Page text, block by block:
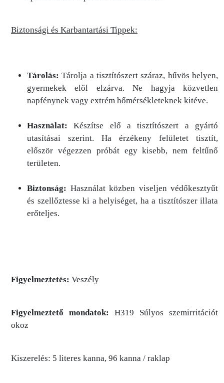
Biztonsági és Karbantartási Tippek:
Tárolás: Tárolja a tisztítószert száraz, hűvös helyen,
gyermekek elől elzárva. Ne hagyja közvetlen
napfénynek vagy extrém hőmérsékleteknek kitéve.
Használat:
Készítse elő a tisztítószert a gyártó
utasításai szerint. Ha érzékeny felületet tisztít,
először végezzen próbát egy kisebb, nem feltűnő
területen.
Biztonság: Használat közben viseljen védőkesztyűt
és szellőztesse ki a helyiséget, ha a tisztítószer illata
erőteljes.
Figyelmeztetés: Veszély
Figyelmeztető mondatok:
H319 Súlyos szemirritációt
okoz
Kiszerelés: 5 literes kanna, 96 kanna / raklap